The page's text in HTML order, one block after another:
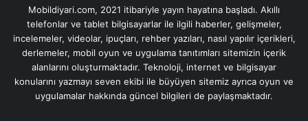
Mobildiyari.com, 2021 itibariyle yayın hayatına başladı. Akıllı
telefonlar ve tablet bilgisayarlar ile ilgili haberler, gelişmeler,
incelemeler, videolar, ipuçları, rehber yazıları, nasıl yapılır içerikleri,
derlemeler, mobil oyun ve uygulama tanıtımları sitemizin içerik
alanlarını oluşturmaktadır. Teknoloji, internet ve bilgisayar
konularını yazmayı seven ekibi ile büyüyen sitemiz ayrıca oyun ve
uygulamalar hakkında güncel bilgileri de paylaşmaktadır.